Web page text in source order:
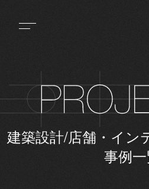
建築設計/店舗・イン
事例